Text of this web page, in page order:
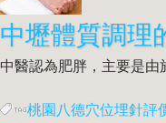
中醫認為肥胖，主要是由
桃園八德穴位埋針評